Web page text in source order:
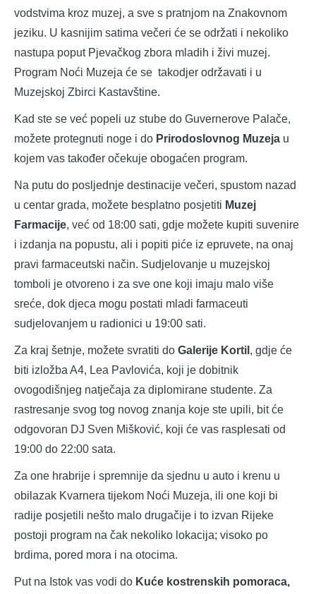
vodstvima kroz muzej, a sve s pratnjom na Znakovnom
jeziku. U kasnijim satima večeri će se održati i nekoliko
nastupa poput Pjevačkog zbora mladih i živi muzej.
Program Noći Muzeja će se takodjer održavati i u
Muzejskoj Zbirci Kastavštine.
Kad ste se već popeli uz stube do Guvernerove Palače,
možete protegnuti noge i do Prirodoslovnog Muzeja u
kojem vas također očekuje obogaćen program.
Na putu do posljednje destinacije večeri, spustom nazad
u centar grada, možete besplatno posjetiti Muzej
Farmacije, već od 18:00 sati, gdje možete kupiti suvenire
i izdanja na popustu, ali i popiti piće iz epruvete, na onaj
pravi farmaceutski način. Sudjelovanje u muzejskoj
tomboli je otvoreno i za sve one koji imaju malo više
sreće, dok djeca mogu postati mladi farmaceuti
sudjelovanjem u radionici u 19:00 sati.
Za kraj šetnje, možete svratiti do Galerije Kortil , gdje će
biti izložba A4, Lea Pavlovića, koji je dobitnik
ovogodišnjeg natječaja za diplomirane studente. Za
rastresanje svog tog novog znanja koje ste upili, bit će
odgovoran DJ Sven Mišković, koji će vas rasplesati od
19:00 do 22:00 sata.
Za one hrabrije i spremnije da sjednu u auto i krenu u
obilazak Kvarnera tijekom Noći Muzeja, ili one koji bi
radije posjetili nešto malo drugačije i to izvan Rijeke
postoji program na čak nekoliko lokacija; visoko po
brdima, pored mora i na otocima.
Put na Istok vas vodi do Kuće kostrenskih pomoraca,